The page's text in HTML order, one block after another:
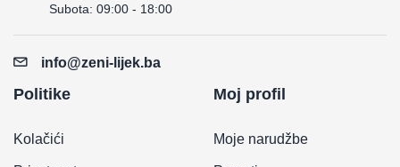
Subota: 09:00 - 18:00
info@zeni-lijek.ba
Politike
Kolačići
Moj profil
Moje narudžbe